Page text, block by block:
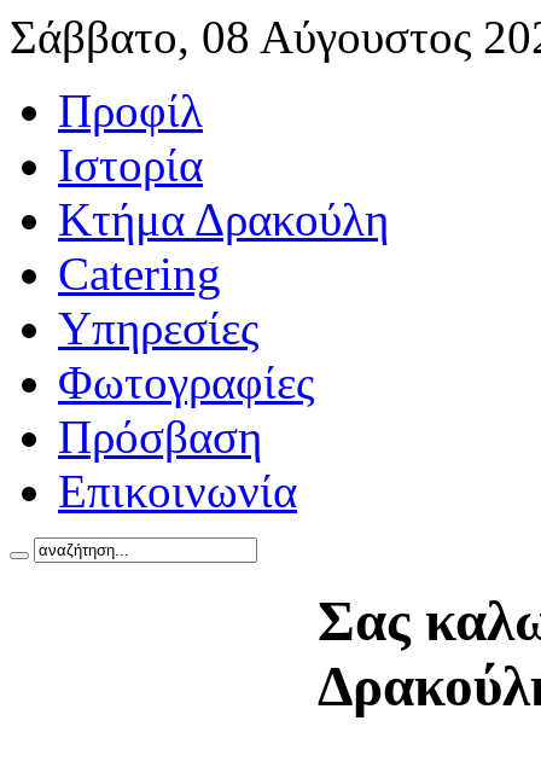
Σάββατο, 08 Αύγουστος
Προφίλ
Ιστορία
Κτήμα Δρακούλη
Catering
Υπηρεσίες
Φωτογραφίες
Πρόσβαση
Επικοινωνία
Σας